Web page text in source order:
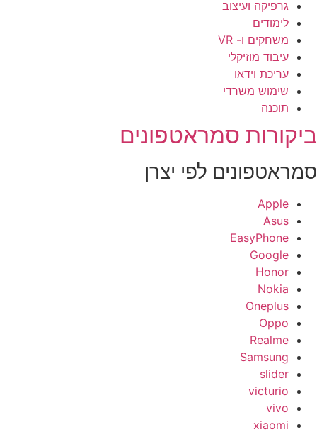
גרפיקה ועיצוב
לימודים
משחקים ו- VR
עיבוד מוזיקלי
עריכת וידאו
שימוש משרדי
תוכנה
סמראטפונים
לפי יצרן
Apple
Asus
EasyPhone
Google
Honor
Nokia
Oneplus
Oppo
Realme
Samsung
slider
victurio
vivo
xiaomi